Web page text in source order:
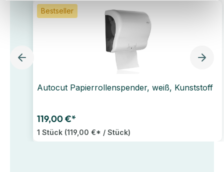
Bestseller
Autocut Papierrollenspender, weiß, Kunststoff
119,00 €*
1 Stück (119,00 €* / Stück)